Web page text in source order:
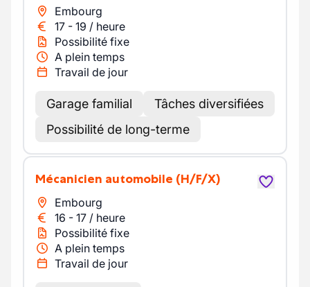
Embourg
17 - 19 / heure
Possibilité fixe
A plein temps
Travail de jour
Garage familial
Tâches diversifiées
Possibilité de long-terme
Mécanicien automobile (H/F/X)
Embourg
16 - 17 / heure
Possibilité fixe
A plein temps
Travail de jour